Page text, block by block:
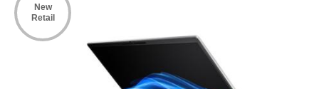
New
Retail